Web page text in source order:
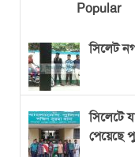
Popular
সিলেট
সিলেটে
পেয়েছে